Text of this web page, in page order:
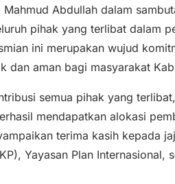
Abdullah dalam
pihak yang terlibat dalam
ini merupakan wujud
dan aman bagi masyarakat
semua pihak yang
mendapatkan alokasi
terima kasih kepada
Yayasan Plan Internasional,